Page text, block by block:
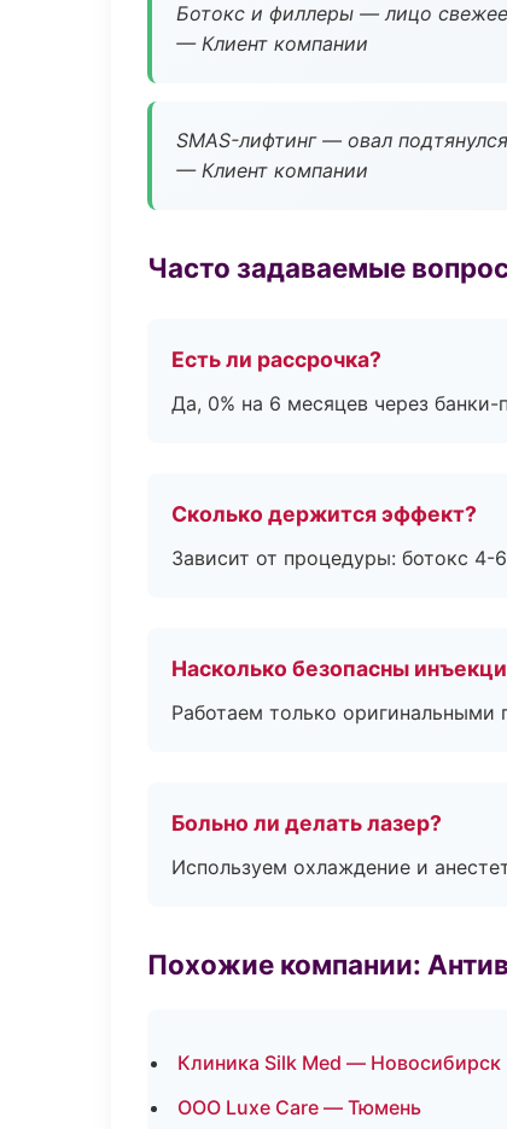
Ботокс и филлеры — лицо
— Клиент компании
SMAS-лифтинг — овал
— Клиент компании
Часто задаваемые
Есть ли рассрочка?
Да, 0% на 6 месяцев через банки-
Сколько держится эффект?
Зависит от процедуры: ботокс
Насколько безопасны
Работаем только
Больно ли делать лазер?
Используем охлаждение и
Похожие компании:
Клиника Silk Med — Новосибирск
ООО Luxe Care — Тюмень